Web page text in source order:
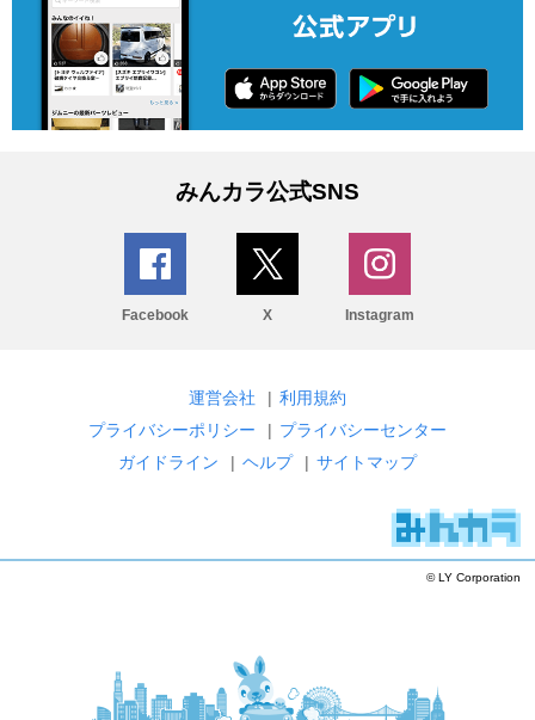
みんカラ公式SNS
Facebook X Instagram
運営会社 | 利用規約
プライバシーポリシー
| プライバシーセンター
ガイドライン
| ヘルプ | サイトマップ
© LY Corporation